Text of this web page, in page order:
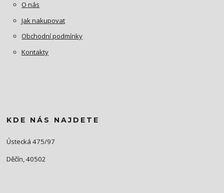
O nás
Jak nakupovat
Obchodní podmínky
Kontakty
KDE NÁS NAJDETE
Ústecká 475/97
Děčín, 40502